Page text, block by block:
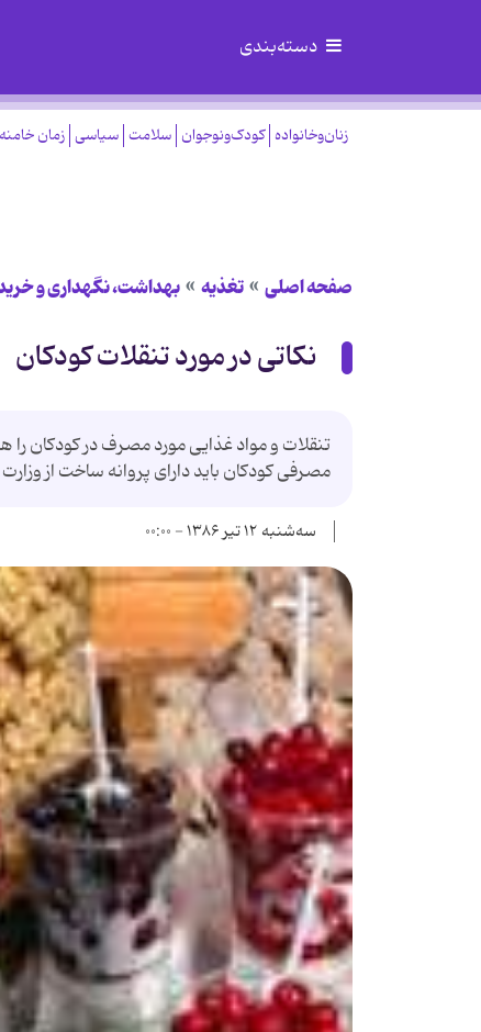
دسته‌بندی
زنان‌وخانواده کودک‌ونوجوان سلامت سیاسی زمان
صفحه اصلی تغذیه بهداشت، نگهداری و
نکاتی در مورد تنقلات کودکان
تنقلات و مواد غذایی مورد مصرف در کودکان را
مصرفی کودکان باید دارای پروانه ساخت از
سه‌شنبه ۱۲ تیر ۱۳۸۶ - ۰۰:۰۰